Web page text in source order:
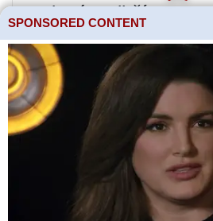
stinné a vlhčí.
SPONSORED CONTENT